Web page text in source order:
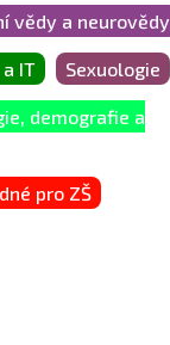
vědy a neurovědy
IT Sexuologie
demografie a
pro ZŠ